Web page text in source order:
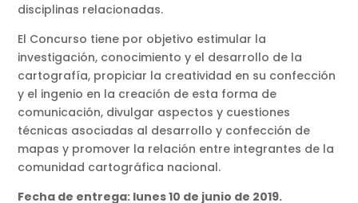
disciplinas relacionadas.
El Concurso tiene por objetivo estimular la
investigación, conocimiento y el desarrollo de la
cartografía, propiciar la creatividad en su confección
y el ingenio en la creación de esta forma de
comunicación, divulgar aspectos y cuestiones
técnicas asociadas al desarrollo y confección de
mapas y promover la relación entre integrantes de la
comunidad cartográfica nacional.
Fecha de entrega: lunes 10 de junio de 2019.